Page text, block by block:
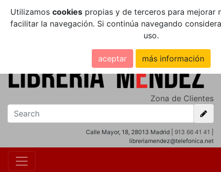
Utilizamos cookiespropias y de terceros para mejorar
facilitar la navegación. Si continúa navegando
uso.
aceptar más información
Zona de Clientes
Calle Mayor, 18, 28013 Madrid | 913 66 41 41
libreriamendez@telefonica.net